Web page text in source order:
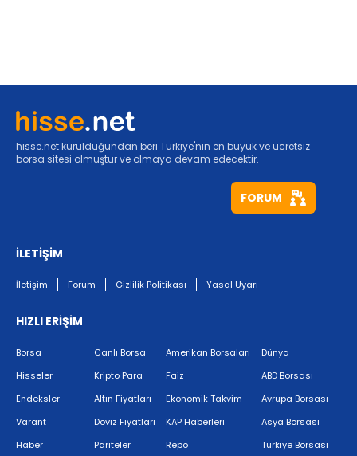
hisse.net kurulduğundan beri Türkiye'nin en büyük ve ücretsiz
borsa sitesi olmuştur ve olmaya devam edecektir.
FORUM
İLETİŞİM
İletişim Forum Gizlilik Politikası Yasal Uyarı
HIZLI ERİŞİM
Borsa
Hisseler
Endeksler
Varant
Haber
Canlı Borsa
Kripto Para
Altın Fiyatları
Döviz Fiyatları
Pariteler
Amerikan Borsaları
Faiz
Ekonomik Takvim
KAP Haberleri
Repo
Dünya
ABD Borsası
Avrupa Borsası
Asya Borsası
Türkiye Borsası